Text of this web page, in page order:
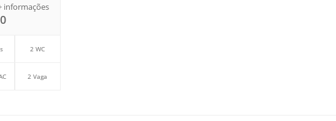
informações
2 WC
2 Vaga